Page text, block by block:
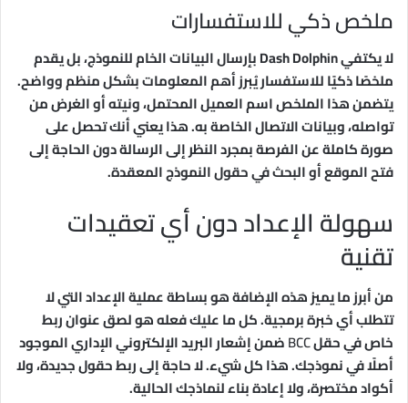
ملخص ذكي للاستفسارات
لا يكتفي Dash Dolphin بإرسال البيانات الخام للنموذج، بل يقدم
ملخصًا ذكيًا للاستفسار يُبرز أهم المعلومات بشكل منظم وواضح.
يتضمن هذا الملخص اسم العميل المحتمل، ونيته أو الغرض من
تواصله، وبيانات الاتصال الخاصة به. هذا يعني أنك تحصل على
صورة كاملة عن الفرصة بمجرد النظر إلى الرسالة دون الحاجة إلى
فتح الموقع أو البحث في حقول النموذج المعقدة.
سهولة الإعداد دون أي تعقيدات
تقنية
من أبرز ما يميز هذه الإضافة هو بساطة عملية الإعداد التي لا
تتطلب أي خبرة برمجية. كل ما عليك فعله هو لصق عنوان ربط
خاص في حقلBCCضمن إشعار البريد الإلكتروني الإداري الموجود
أصلًا في نموذجك. هذا كل شيء. لا حاجة إلى ربط حقول جديدة، ولا
أكواد مختصرة، ولا إعادة بناء لنماذجك الحالية.